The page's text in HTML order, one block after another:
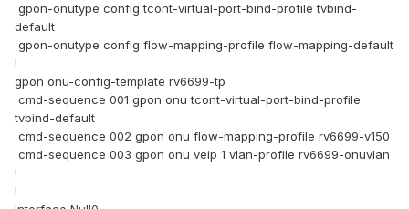
gpon-onutype config tcont-virtual-port-bind-profile tvbind-
default
gpon-onutype config flow-mapping-profile flow-mapping-default
!
gpon onu-config-template rv6699-tp
cmd-sequence 001 gpon onu tcont-virtual-port-bind-profile
tvbind-default
cmd-sequence 002 gpon onu flow-mapping-profile rv6699-v150
cmd-sequence 003 gpon onu veip 1 vlan-profile rv6699-onuvlan
!
!